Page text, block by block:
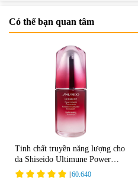
Có thể bạn quan tâm
Tinh chất truyền năng lượng cho
da Shiseido Ultimune Power
75ml
|60.640